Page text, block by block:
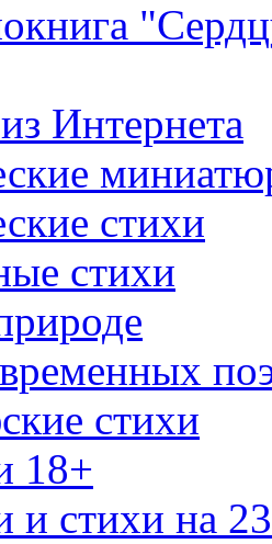
Интернета
стихи
стихи
стихи
18+
и стихи на